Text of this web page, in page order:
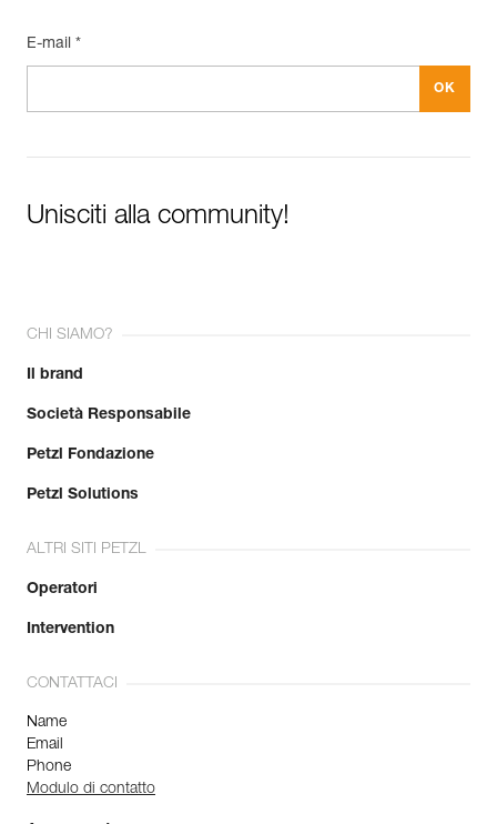
E-mail *
Unisciti alla community!
CHI SIAMO?
Il brand
Società Responsabile
Petzl Fondazione
Petzl Solutions
ALTRI SITI PETZL
Operatori
Intervention
CONTATTACI
Name
Email
Phone
Modulo di contatto